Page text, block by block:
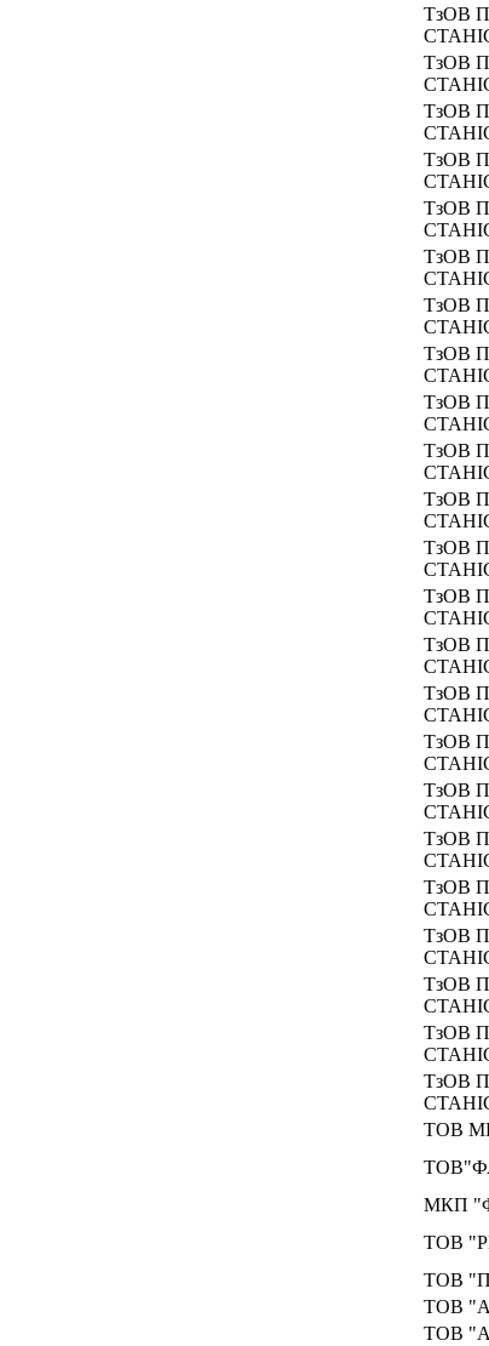
ТзОВ
ТзОВ
ТзОВ
ТзОВ
ТзОВ
ТзОВ
ТзОВ
ТзОВ
ТзОВ
ТзОВ
ТзОВ
ТзОВ
ТзОВ
ТзОВ
ТзОВ
ТзОВ
ТзОВ
ТзОВ
ТзОВ
ТзОВ
ТзОВ
ТзОВ
ТзОВ
ТОВ
МКП
ТОВ
ТОВ
ТОВ
ТОВ